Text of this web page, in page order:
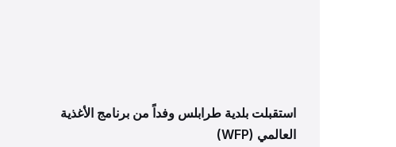
استقبلت بلدية طرابلس وفداً من برنامج الأغذية
العالمي (WFP)